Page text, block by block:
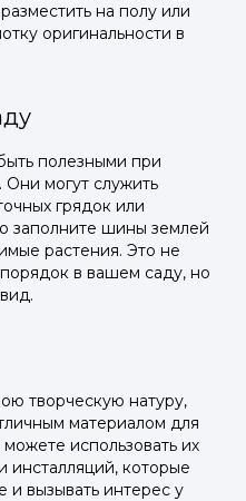
на полу или
оригинальности в
полезными при
Они могут служить
грядок или
заполните шины землей
растения. Это не
в вашем саду, но
творческую натуру,
материалом для
использовать их
инсталляций, которые
и вызывать интерес у